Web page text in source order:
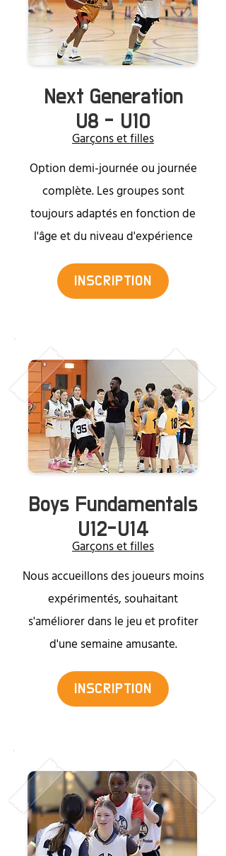
Next Generation
U8 - U10
Garçons et filles
Option demi-journée ou journée
complète. Les groupes sont
toujours adaptés en fonction de
l'âge et du niveau d'expérience
INSCRIPTION
Boys Fundamentals
U12-U14
Garçons et filles
Nous accueillons des joueurs moins
expérimentés, souhaitant
s'améliorer dans le jeu et profiter
d'une semaine amusante.
INSCRIPTION